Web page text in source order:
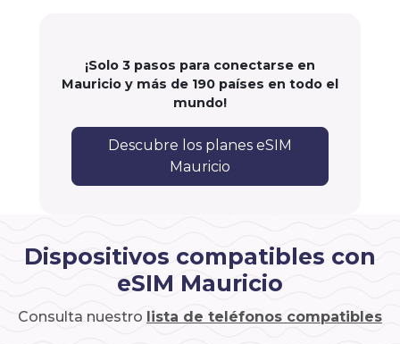
¡Solo 3 pasos para conectarse en
Mauricio y más de 190 países en todo el
mundo!
Descubre los planes eSIM
Mauricio
Dispositivos compatibles con
eSIM Mauricio
Consulta nuestro lista de teléfonos compatibles